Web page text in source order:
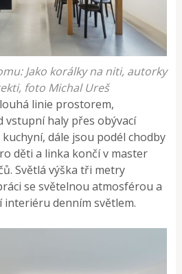
Jako korálky na niti, autorky
foto Michal Ureš
linie prostorem,
vstupní haly přes obývací
dále jsou podél chodby
děti a linka končí v master
Světlá výška tři metry
se světelnou atmosférou a
denním světlem.